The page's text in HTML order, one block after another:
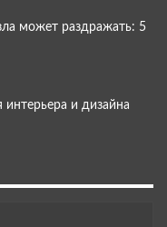
может раздражать: 5
и дизайна